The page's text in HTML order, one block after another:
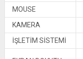
MOUSE
KAMERA
İŞLETİM SİSTEMİ